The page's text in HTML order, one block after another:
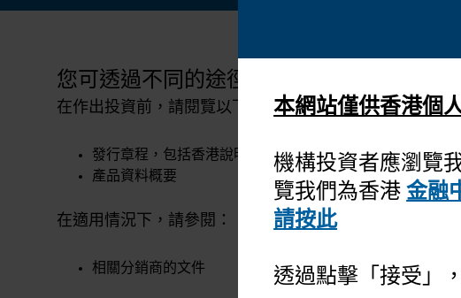
本網站僅供香港個
機構投資者應瀏覽
覽我們為香港金融
請按此
透過點擊「接受」
您可透過不同的途徑，投資於資本集團盧森
在作出投資前，請閱覽以下所有文件：
發行章程，包括香港說明文件
產品資料概要
在適用情況下，請參閱：
相關分銷商的文件